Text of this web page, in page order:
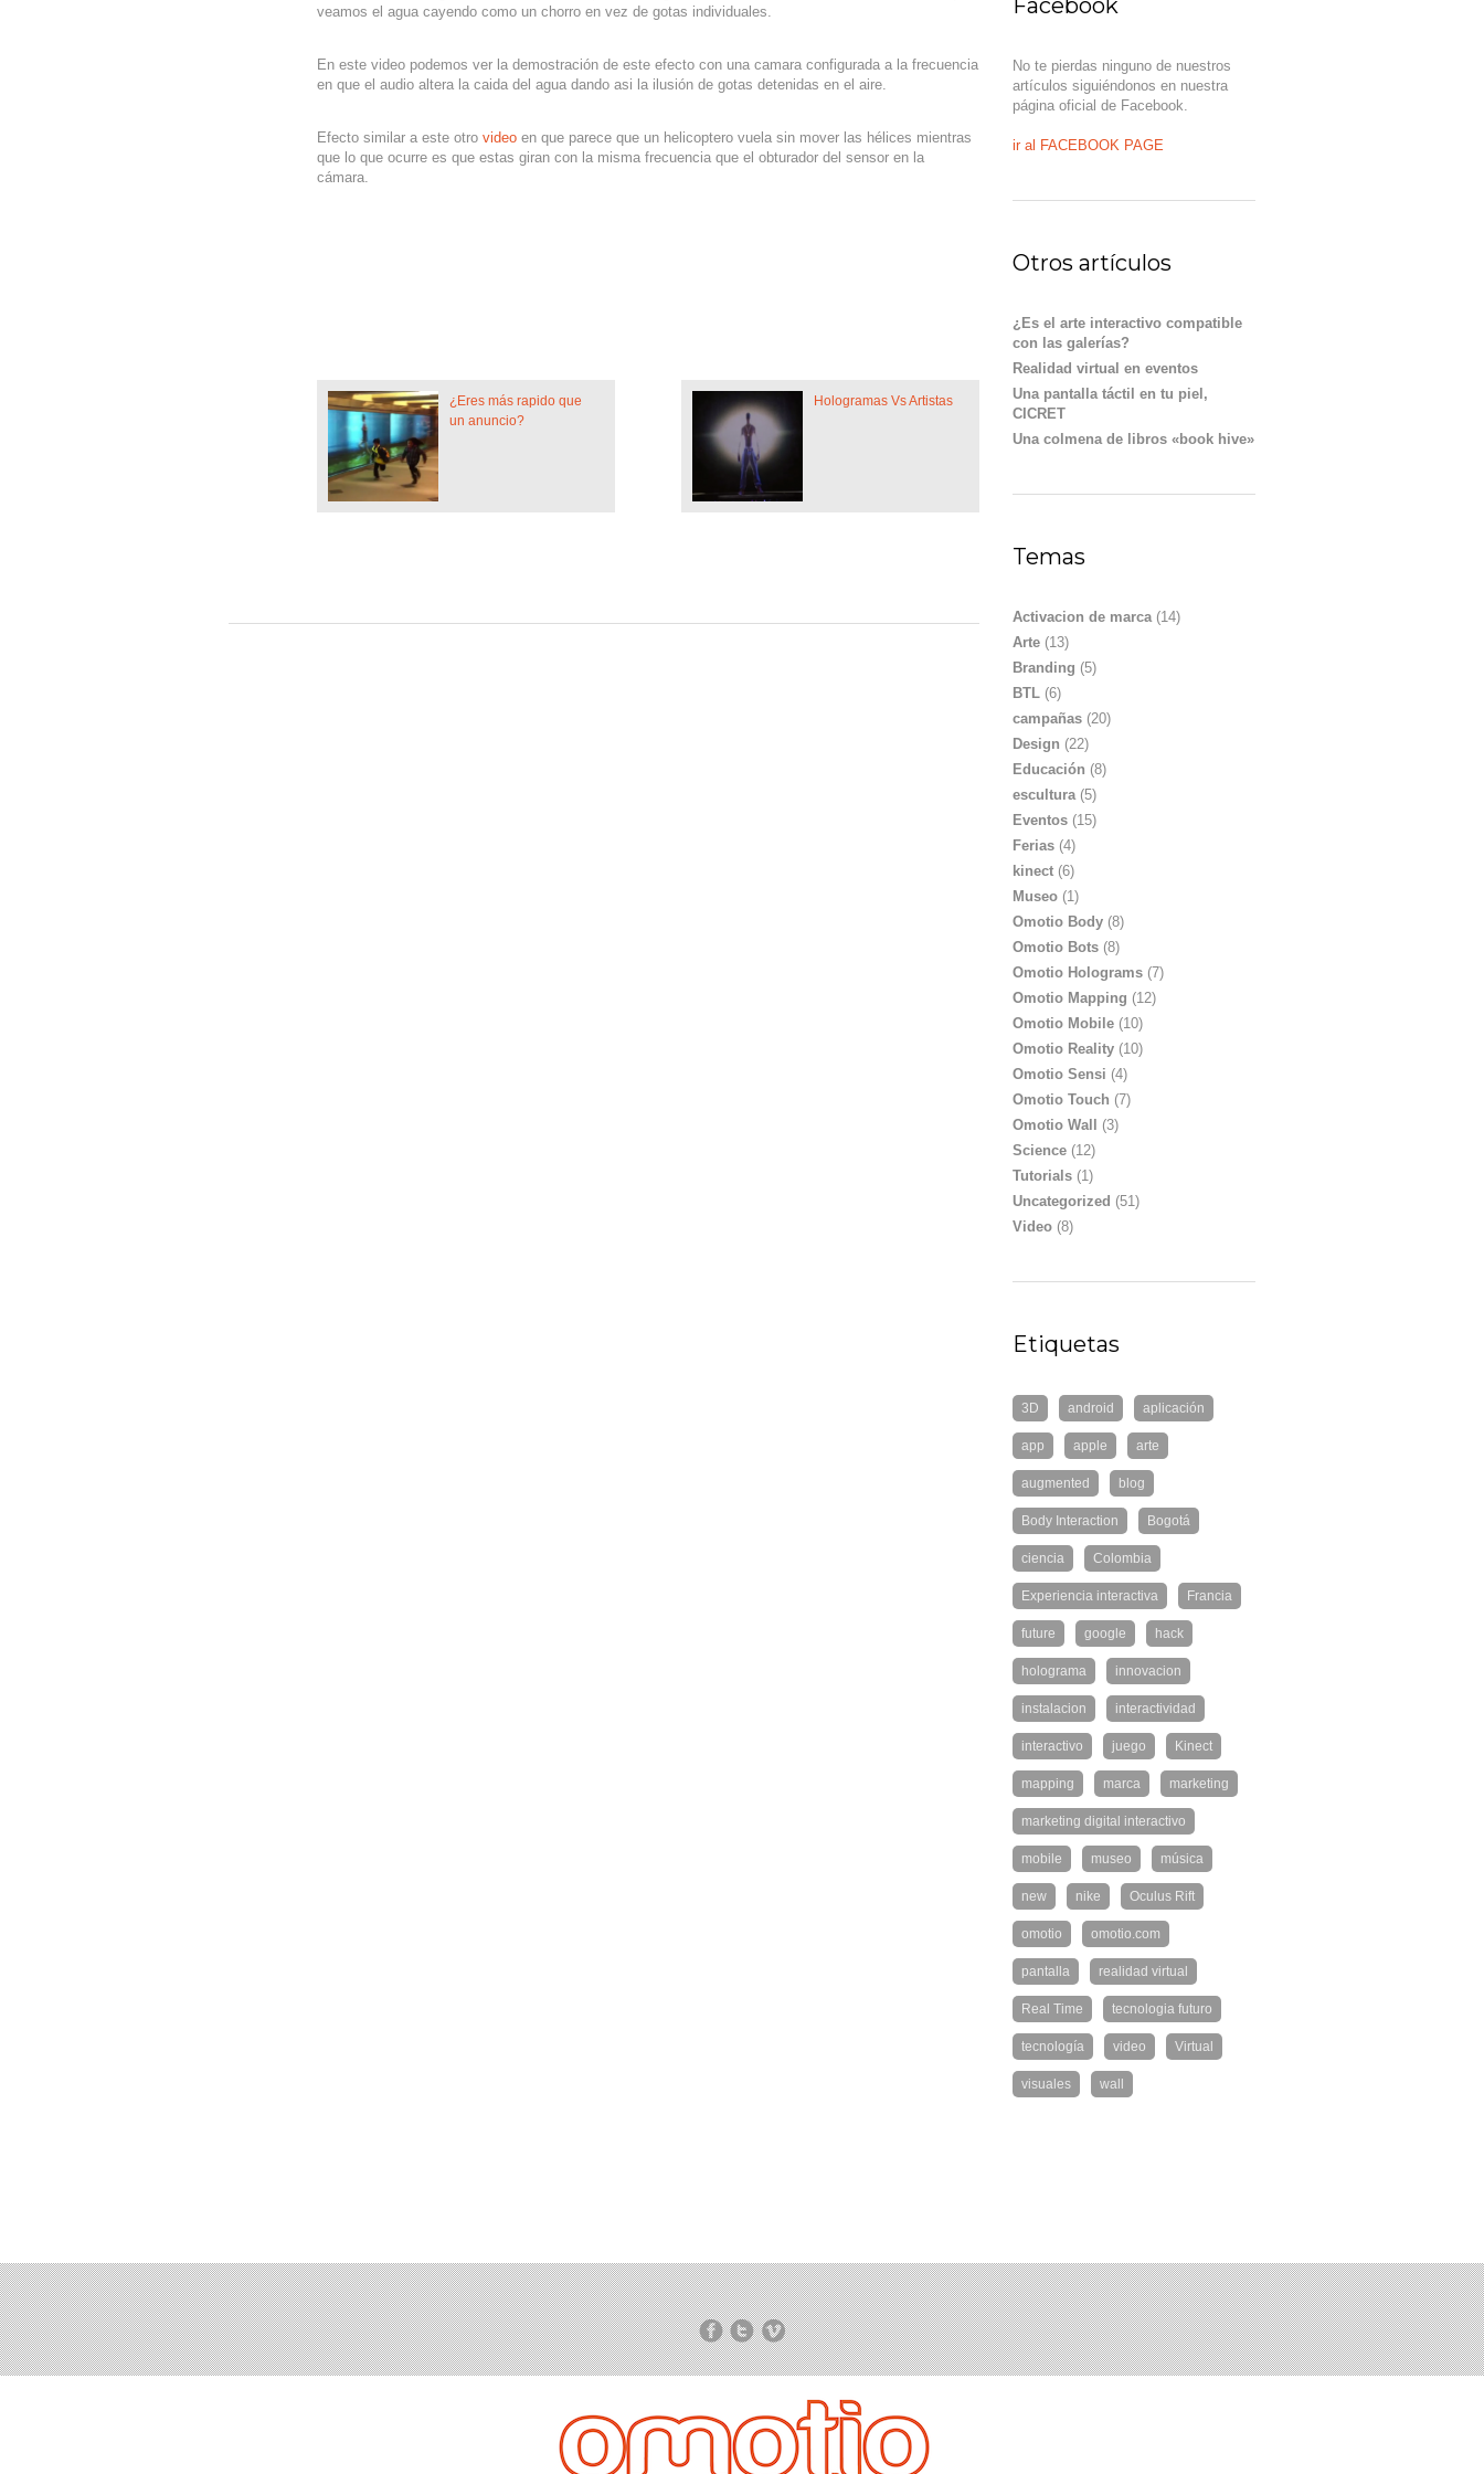
veamos el agua cayendo como un chorro en vez de gotas individuales.
En este video podemos ver la demostración de este efecto con una camara configurada a la frecuencia
en que el audio altera la caida del agua dando asi la ilusión de gotas detenidas en el aire.
Efecto similar a este otro video en que parece que un helicoptero vuela sin mover las hélices mientras
que lo que ocurre es que estas giran con la misma frecuencia que el obturador del sensor en la
cámara.
¿Eres más rapido que
un anuncio?
Hologramas Vs Artistas
Facebook
No te pierdas ninguno de nuestros
artículos siguiéndonos en nuestra
página oficial de Facebook.
ir al FACEBOOK PAGE
Otros artículos
¿Es el arte interactivo compatible
con las galerías?
Realidad virtual en eventos
Una pantalla táctil en tu piel,
CICRET
Una colmena de libros «book hive»
Temas
Activacion de marca(14)
Arte (13)
Branding (5)
BTL (6)
campañas (20)
Design (22)
Educación (8)
escultura(5)
Eventos (15)
Ferias (4)
kinect (6)
Museo (1)
Omotio Body (8)
Omotio Bots (8)
Omotio Holograms (7)
Omotio Mapping (12)
Omotio Mobile (10)
Omotio Reality (10)
Omotio Sensi (4)
Omotio Touch (7)
Omotio Wall
(3)
Science (12)
Tutorials (1)
Uncategorized (51)
Video (8)
Etiquetas
3D android aplicación
app apple arte
augmented blog
Body Interaction Bogotá
ciencia Colombia
Experiencia interactiva Francia
future google hack
holograma innovacion
instalacion interactividad
interactivo juego Kinect
mapping marca marketing
marketing digital interactivo
mobile museo música
new nike Oculus Rift
omotio omotio.com
pantalla realidad virtual
Real Time tecnologia futuro
tecnología video Virtual
visuales wall